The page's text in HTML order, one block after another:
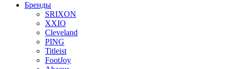
Бренды
SRIXON
XXIO
Cleveland
PING
Titleist
FootJoy